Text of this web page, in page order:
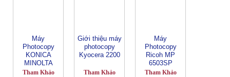
Máy
Photocopy
KONICA
MINOLTA
Bizhub 458e
Tham Khảo
Giới thiệu máy
photocopy
Kyocera 2200
Tham Khảo
Máy
Photocopy
Ricoh MP
6503SP
Tham Khảo